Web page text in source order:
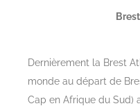
Dernièrement la Brest
monde au départ de
Cap en Afrique du Sud)